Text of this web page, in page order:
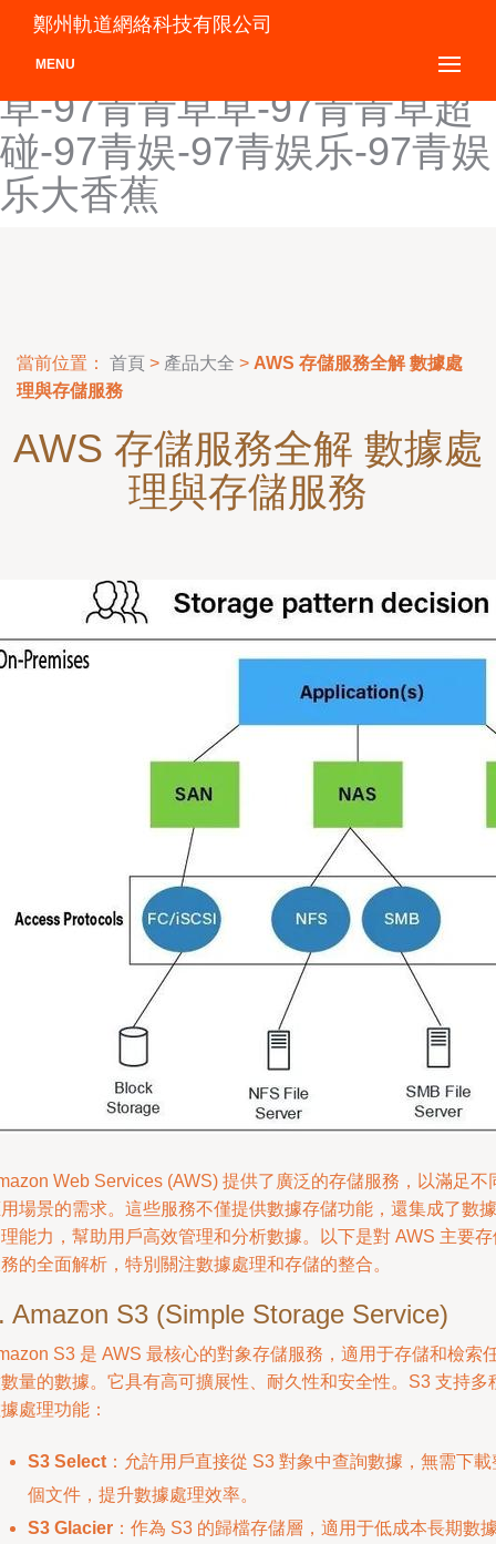
97碰在线视频-97妻人人
操-97青草-97青青-97青青
草-97青青草草-97青青草超
碰-97青娱-97青娱乐-97青娱
乐大香蕉
鄭州軌道網絡科技有限公司
MENU
當前位置： 首頁 > 產品大全 > AWS 存儲服務全解 數據處
理與存儲服務
AWS 存儲服務全解 數據處
理與存儲服務
Web Services (AWS) 提供了廣泛的存儲服務，以滿足不
場景的需求。這些服務不僅提供數據存儲功能，還集成了數據
能力，幫助用戶高效管理和分析數據。以下是對 AWS 主要存
的全面解析，特別關注數據處理和存儲的整合。
Amazon S3 (Simple Storage Service)
S3 是 AWS 最核心的對象存儲服務，適用于存儲和檢索
量的數據。它具有高可擴展性、耐久性和安全性。S3 支持多
處理功能：
S3 Select ：允許用戶直接從 S3 對象中查詢數據，無需下載
個文件，提升數據處理效率。
S3 Glacier ：作為 S3 的歸檔存儲層，適用于低成本長期數